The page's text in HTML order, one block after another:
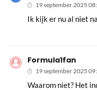
19 september 2025
Ik kijk er nu al niet
Formula1fan
19 september 2025
Waarom niet? Het